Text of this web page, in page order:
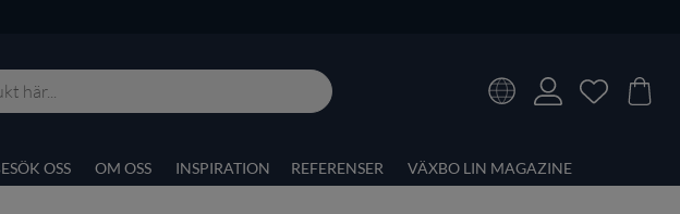
OSS OM OSS INSPIRATION REFERENSER VÄXBO LIN MAGAZINE